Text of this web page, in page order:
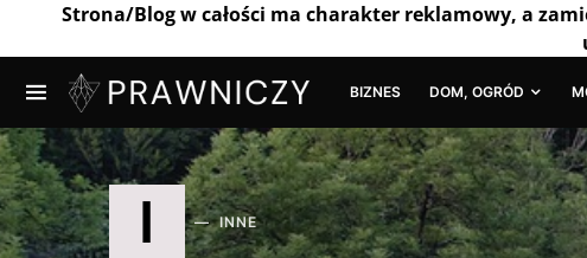
Strona/Blog w całości ma charakter reklamowy, a
BIZNES DOM, OGRÓD
I INNE